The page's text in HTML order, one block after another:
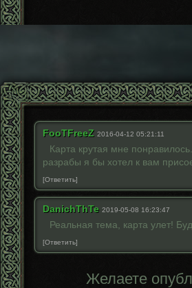
FooTFreeZ 2016-04-12 05:21:11
Карта крутая мне
разрабы я бы хотел к вам
[Ответить]
DanichThTe 2019-05-08 16:23:47
Реальная тема, карта улет!
[Ответить]
Желаете